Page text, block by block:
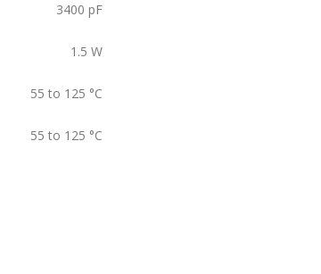
3400 pF
1.5 W
55 to 125 °C
55 to 125 °C